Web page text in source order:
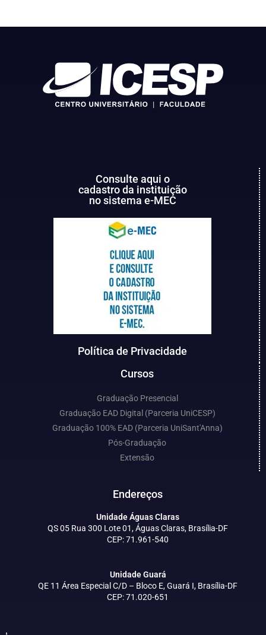
Consulte aqui o
cadastro da instituição
no sistema e-MEC
Política de Privacidade
Cursos
Graduação Presencial
Graduação EAD Digital (Parceria UniCESP)
Graduação 100% EAD (Parceria UniSant'Anna)
Pós-Graduação
Extensão
Endereços
Unidade Águas Claras
QS 05 Rua 300 Lote 01, Águas Claras, Brasília-DF
CEP: 71.961-540
Unidade Guará
QE 11 Área Especial C/D – Bloco E, Guará I, Brasília-DF
CEP: 71.020-651